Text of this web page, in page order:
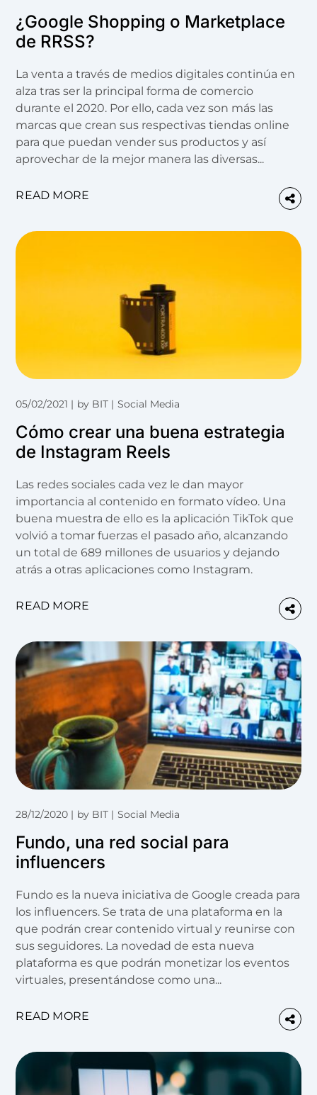
¿Google Shopping o Marketplace
de RRSS?
La venta a través de medios digitales continúa en
alza tras ser la principal forma de comercio
durante el 2020. Por ello, cada vez son más las
marcas que crean sus respectivas tiendas online
para que puedan vender sus productos y así
aprovechar de la mejor manera las diversas...
READ MORE
05/02/2021 by BIT Social Media
Cómo crear una buena estrategia
de Instagram Reels
Las redes sociales cada vez le dan mayor
importancia al contenido en formato vídeo. Una
buena muestra de ello es la aplicación TikTok que
volvió a tomar fuerzas el pasado año, alcanzando
un total de 689 millones de usuarios y dejando
atrás a otras aplicaciones como Instagram.
READ MORE
28/12/2020 by BIT Social Media
Fundo, una red social para
influencers
Fundo es la nueva iniciativa de Google creada para
los influencers. Se trata de una plataforma en la
que podrán crear contenido virtual y reunirse con
sus seguidores. La novedad de esta nueva
plataforma es que podrán monetizar los eventos
virtuales, presentándose como una...
READ MORE